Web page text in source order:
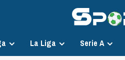
La Liga Serie A